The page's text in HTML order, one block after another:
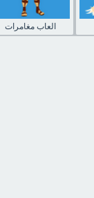
العاب مغامرات